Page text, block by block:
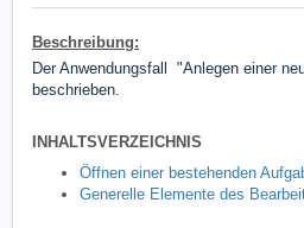
Beschreibung:
Der Anwendungsfall "Anlegen einer
beschrieben.
INHALTSVERZEICHNIS
Öffnen einer bestehenden
Generelle Elemente des